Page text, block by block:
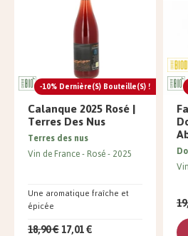
-10% Dernière(s) Bouteille(s) !
Calanque 2025 Rosé |
Terres Des Nus
Une aromatique fraîche et
épicée
Terres des nus
Vin de France Rosé 2025
18,90 €17,01 €